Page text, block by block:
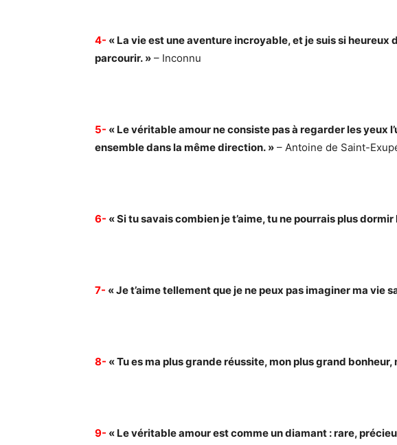
4- « La vie est une aventure incroyable, et je suis si heureux
parcourir. » – Inconnu
5- « Le véritable amour ne consiste pas à regarder les yeux
ensemble dans la même direction. » – Antoine de Saint-
6- « Si tu savais combien je t’aime, tu ne pourrais plus dormir
7- « Je t’aime tellement que je ne peux pas imaginer ma vie
8- « Tu es ma plus grande réussite, mon plus grand bonheur,
9- « Le véritable amour est comme un diamant : rare,